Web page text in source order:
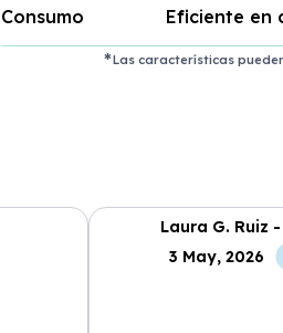
Consumo Eficiente en
Las características
Laura G. Ruiz -
3 May, 2026